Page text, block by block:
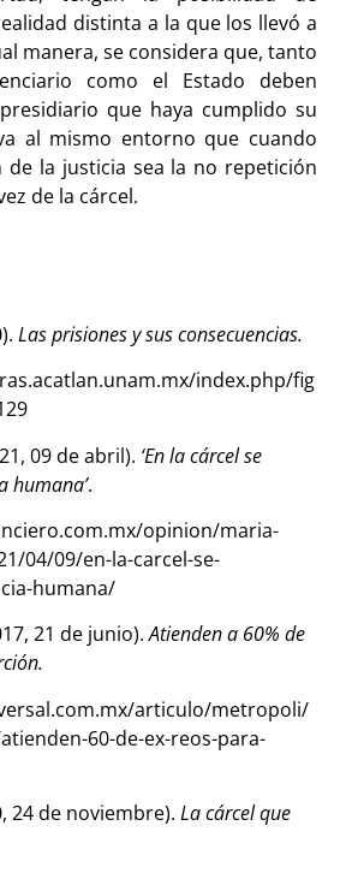
distinta a la que los llevó a
manera, se considera que, tanto
como el Estado deben
que haya cumplido su
al mismo entorno que cuando
la justicia sea la no repetición
de la cárcel.
Las prisiones y sus consecuencias.
index.php/fig
09 de abril). ‘En la cárcel se
humana’.
opinion/maria-
04/09/en-la-carcel-se-
humana/
21 de junio).Atienden a 60% de
articulo/metropoli/
60-de-ex-reos-para-
24 de noviembre). La cárcel que